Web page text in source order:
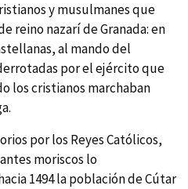
y musulmanes que
reino nazarí­ de Granada: en
al mando del
por el ejército que
los cristianos marchaban
por los Reyes Católicos,
moriscos lo
1494 la población de Cútar